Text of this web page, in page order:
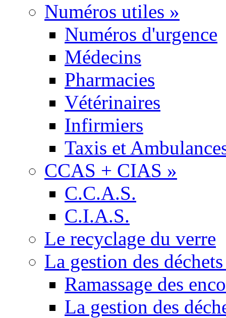
Numéros utiles »
Numéros d'urgence
Médecins
Pharmacies
Vétérinaires
Infirmiers
Taxis et
CCAS + CIAS »
C.C.A.S.
C.I.A.S.
Le recyclage du verre
La gestion des
Ramassage des
La gestion des